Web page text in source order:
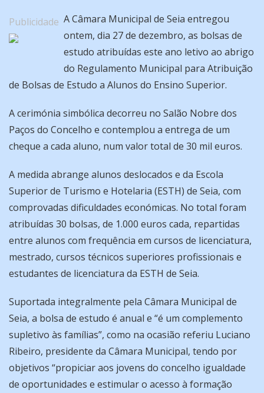
Publicidade A Câmara Municipal de Seia entregou
ontem, dia 27 de dezembro, as bolsas de
estudo atribuídas este ano letivo ao abrigo
do Regulamento Municipal para Atribuição
de Bolsas de Estudo a Alunos do Ensino Superior.
A cerimónia simbólica decorreu no Salão Nobre dos
Paços do Concelho e contemplou a entrega de um
cheque a cada aluno, num valor total de 30 mil euros.
A medida abrange alunos deslocados e da Escola
Superior de Turismo e Hotelaria (ESTH) de Seia, com
comprovadas dificuldades económicas. No total foram
atribuídas 30 bolsas, de 1.000 euros cada, repartidas
entre alunos com frequência em cursos de licenciatura,
mestrado, cursos técnicos superiores profissionais e
estudantes de licenciatura da ESTH de Seia.
Suportada integralmente pela Câmara Municipal de
Seia, a bolsa de estudo é anual e “é um complemento
supletivo às famílias”, como na ocasião referiu Luciano
Ribeiro, presidente da Câmara Municipal, tendo por
objetivos “propiciar aos jovens do concelho igualdade
de oportunidades e estimular o acesso à formação